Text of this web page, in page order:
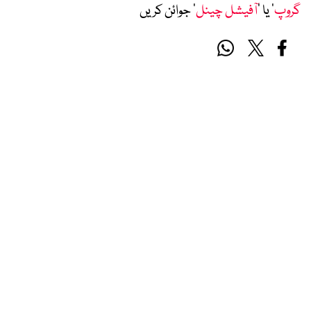
گروپ‘ یا ’آفیشل چینل‘ جوائن کریں